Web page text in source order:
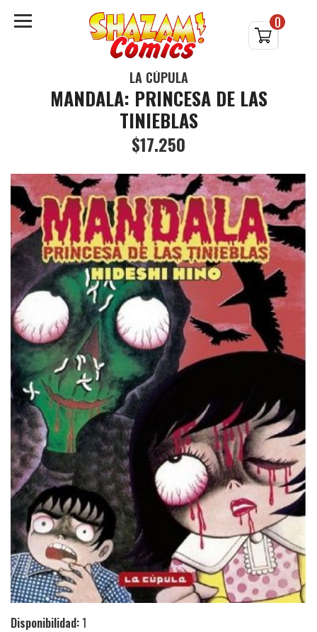
0
LA CÚPULA
MANDALA: PRINCESA DE LAS
TINIEBLAS
$17.250
Disponibilidad:1